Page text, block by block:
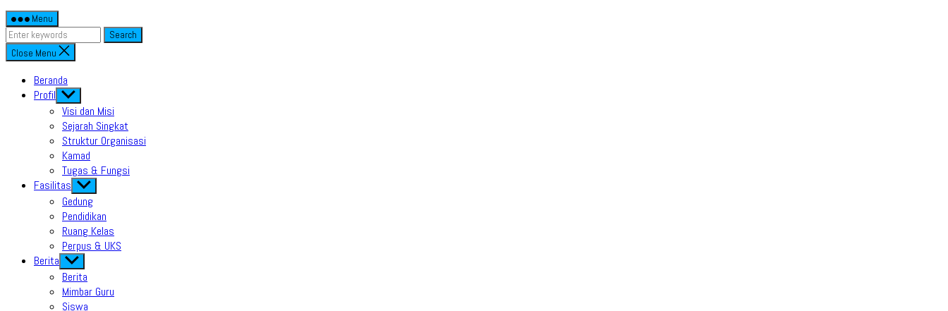
Menu
Search
Close Menu
Beranda
Profil Show
sub
menu
Visi dan Misi
Sejarah Singkat
Struktur Organisasi
Kamad
Tugas & Fungsi
Fasilitas Show
sub
menu
Gedung
Pendidikan
Ruang Kelas
Perpus & UKS
Berita Show
sub
menu
Berita
Mimbar Guru
Siswa